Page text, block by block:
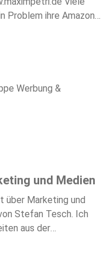
Problem ihre Amazon
meisten Händler haben
neben Ihrem
Marketing zu
Maxim
einer DER Nr.1
Werbung &
und Medien
über Marketing und
Stefan Tesch. Ich
aus der
Medien, Marketing,
– in Österreich. Wer